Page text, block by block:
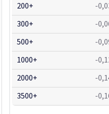
200+
-
300+
-
500+
-
1000+
-
2000+
-
3500+
-